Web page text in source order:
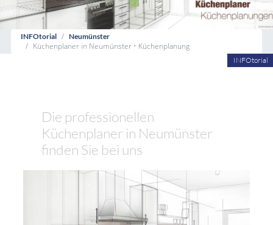
INFOtorial Neumünster
Küchenplaner in Neumünster • Küchenplanung
INFOtorial
Die professionellen
Küchenplaner in Neumünster
finden Sie bei uns